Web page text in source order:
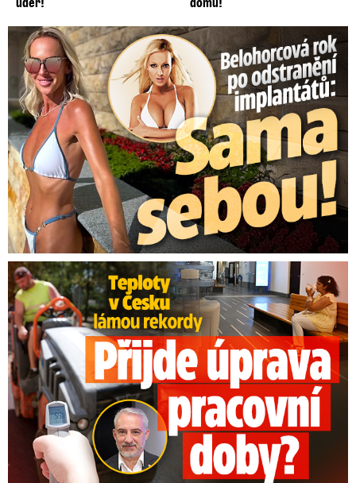
Belohorcová rok po odstranění implantátů: Konečně sama sebou
Teploty v Česku lámou rekordy: Přijde úprava pracovní doby?